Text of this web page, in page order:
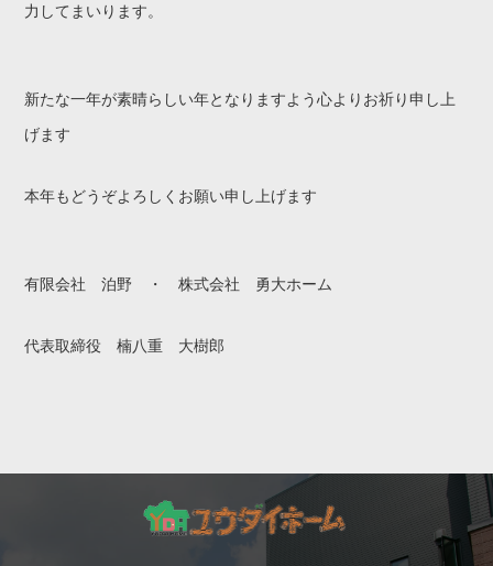
力してまいります。
新たな一年が素晴らしい年となりますよう心よりお祈り申し上
げます
本年もどうぞよろしくお願い申し上げます
有限会社 泊野 ・ 株式会社 勇大ホーム
代表取締役 楠八重 大樹郎